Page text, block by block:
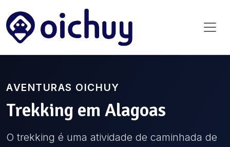
AVENTURAS OICHUY
Trekking em Alagoas
O trekking é uma atividade de caminhada de